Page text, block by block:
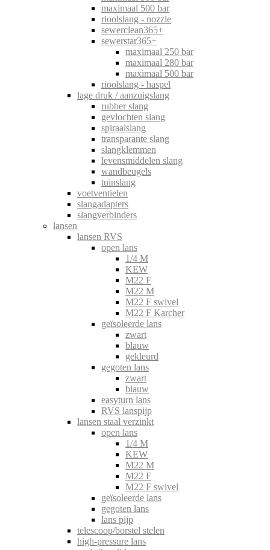
maximaal 500 bar
rioolslang - nozzle
sewerclean365+
sewerstar365+
maximaal 250 bar
maximaal 280 bar
maximaal 500 bar
rioolslang - haspel
lage druk / aanzuigslang
rubber slang
gevlochten slang
spiraalslang
transparante slang
slangklemmen
levensmiddelen slang
wandbeugels
tuinslang
voetventielen
slangadapters
slangverbinders
lansen
lansen RVS
open lans
1/4 M
KEW
M22 F
M22 M
M22 F swivel
M22 F Karcher
geïsoleerde lans
zwart
blauw
gekleurd
gegoten lans
zwart
blauw
easyturn lans
RVS lanspijp
lansen staal verzinkt
open lans
1/4 M
KEW
M22 M
M22 F
M22 F swivel
geïsoleerde lans
gegoten lans
lans pijp
telescoop/borstel stelen
high-pressure lans